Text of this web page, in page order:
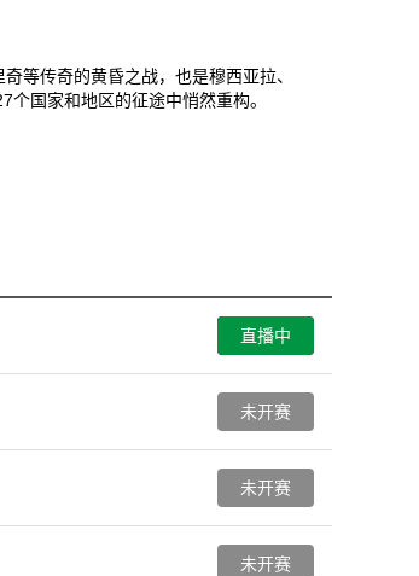
等传奇的黄昏之战，也是穆西亚拉、
国家和地区的征途中悄然重构‌。
直播中
未开赛
未开赛
未开赛